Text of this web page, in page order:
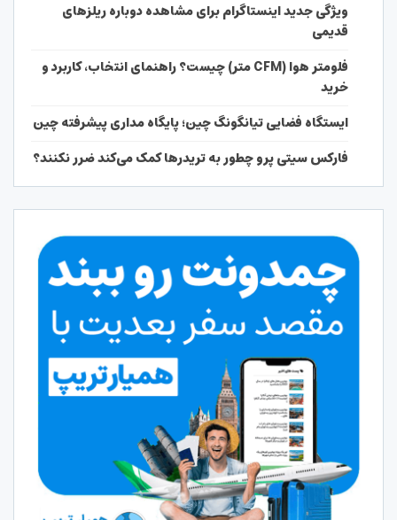
ویژگی جدید اینستاگرام برای مشاهده دوباره ریلزهای
قدیمی
فلومتر هوا (CFM متر) چیست؟ راهنمای انتخاب، کاربرد و
خرید
ایستگاه فضایی تیانگونگ چین؛ پایگاه مداری پیشرفته چین
فارکس سیتی پرو چطور به تریدرها کمک می‌کند ضرر نکنند؟